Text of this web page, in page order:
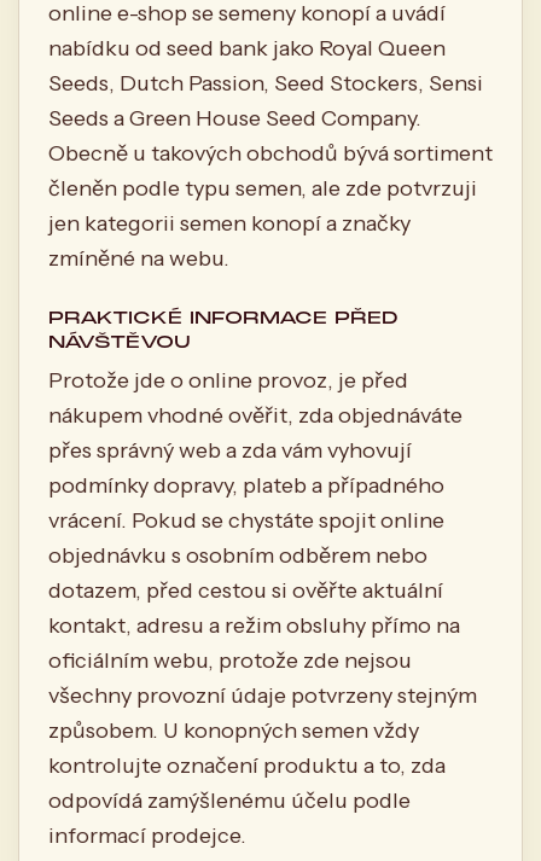
online e-shop se semeny konopí a uvádí
nabídku od seed bank jako Royal Queen
Seeds, Dutch Passion, Seed Stockers, Sensi
Seeds a Green House Seed Company.
Obecně u takových obchodů bývá sortiment
členěn podle typu semen, ale zde potvrzuji
jen kategorii semen konopí a značky
zmíněné na webu.
PRAKTICKÉ INFORMACE PŘED
NÁVŠTĚVOU
Protože jde o online provoz, je před
nákupem vhodné ověřit, zda objednáváte
přes správný web a zda vám vyhovují
podmínky dopravy, plateb a případného
vrácení. Pokud se chystáte spojit online
objednávku s osobním odběrem nebo
dotazem, před cestou si ověřte aktuální
kontakt, adresu a režim obsluhy přímo na
oficiálním webu, protože zde nejsou
všechny provozní údaje potvrzeny stejným
způsobem. U konopných semen vždy
kontrolujte označení produktu a to, zda
odpovídá zamýšlenému účelu podle
informací prodejce.